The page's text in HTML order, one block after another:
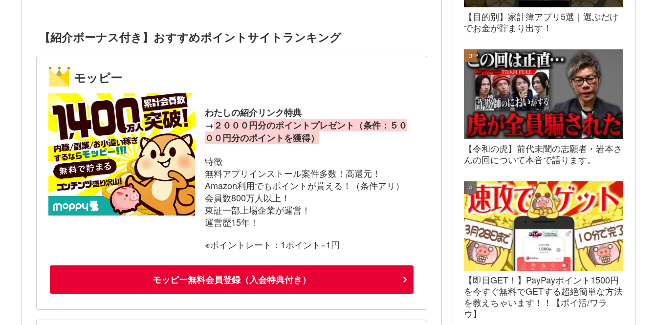
【紹介ボーナス付き】おすすめポイントサイトランキング
モッピー
わたしの紹介リンク特典
→ ２０００円分のポイントプレゼント（条件：５０
００円分のポイントを獲得）
特徴
無料アプリインストール案件多数！高還元！
Amazon利用でもポイントが貰える！（条件アリ）
会員数800万人以上！
東証一部上場企業が運営！
運営歴15年！
※ポイントレート：1ポイント=1円
モッピー無料会員登録（入会特典付き）
【目的別】家計簿アプリ5選｜選ぶだけ
でお金が貯まり出す！
【令和の虎】前代未聞の志願者・岩本さ
んの回について本音で語ります。
【即日GET！】PayPayポイント1500円
を今すぐ無料でGETする超絶簡単な方法
を教えちゃいます！！【ポイ活/ワラ
ウ】